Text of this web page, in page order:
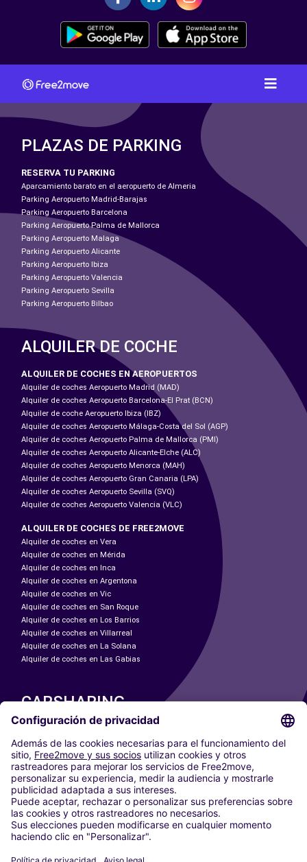
PLAZAS DE PARKING
RESERVA TU PARKING
Aparcamiento barato en el aeropuerto de Almeria
Parking Aeropuerto Madrid-Barajas
Parking Aeropuerto Barcelona
Parking Aeropuerto Palma de Mallorca
Parking Aeropuerto Malaga
Parking Aeropuerto Alicante
Parking Aeropuerto Ibiza
Parking Aeropuerto Valencia
Parking Aeropuerto Sevilla
Parking Aeropuerto Bilbao
ALQUILER DE COCHE
ALQUILER DE COCHES EN AEROPUERTOS
Alquiler de coches Aeropuerto Madrid (MAD)
Alquiler de coches Aeropuerto Barcelona-El Prat (BCN)
Alquiler de coche Aeropuerto Ibiza (IBZ)
Alquiler de coches Aeropuerto Málaga-Costa del Sol (AGP)
Alquiler de coches Aeropuerto Palma de Mallorca (PMI)
Alquiler de coches Aeropuerto Alicante-Elche (ALC)
Alquiler de coches Aeropuerto Menorca (MAH)
Alquiler de coches Aeropuerto Gran Canaria (LPA)
Alquiler de coches Aeropuerto Sevilla (SVQ)
Alquiler de coches Aeropuerto Valencia (VLC)
ALQUILER DE COCHES DE FREE2MOVE
Alquiler de coches en Vera
Alquiler de coches en Mérida
Alquiler de coches en Inca
Alquiler de coches en Argentona
Alquiler de coches en Vic
Alquiler de coches en San Roque
Alquiler de coches en Los Barrios
Alquiler de coches en Villarreal
Alquiler de coches en La Solana
Alquiler de coches en Las Gabias
CARSHARING
NUESTRAS CIUDADES
Paris
Madrid
Washington DC
Milán
Roma
Turín
Viena
Berlín
Düsseldorf